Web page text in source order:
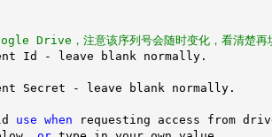
Drive，注意该序列号会随时变化，看清楚再
Id - leave blank normally.
Secret - leave blank normally.
use when requesting access from